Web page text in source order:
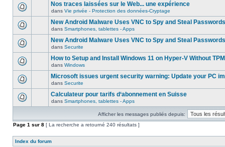
Nos traces laissées sur le Web... une expérience
dans Vie privée - Protection des données-Cryptage
New Android Malware Uses VNC to Spy and Steal Passwords
dans Smartphones, tablettes - Apps
New Android Malware Uses VNC to Spy and Steal Passwords
dans Securite
How to Setup and Install Windows 11 on Hyper-V Without TPM
dans Windows
Microsoft issues urgent security warning: Update your PC
dans Securite
Calculateur pour tarifs d‘abonnement en Suisse
dans Smartphones, tablettes - Apps
Afficher les messages publiés depuis:
Page 1 sur 8 [ La recherche a retourné 240 résultats ]
Index du forum